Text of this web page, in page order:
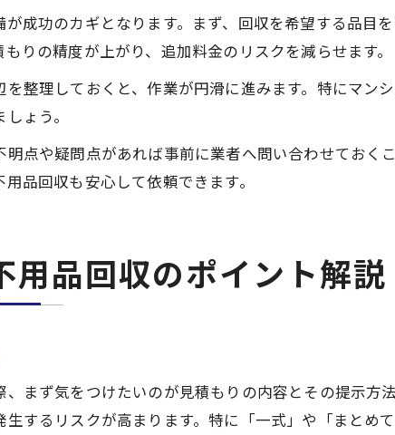
成功のカギとなります。まず、回収を希望する品目
りの精度が上がり、追加料金のリスクを減らせます。
整理しておくと、作業が円滑に進みます。特にマン
ょう。
点や疑問点があれば事前に業者へ問い合わせておく
品回収も安心して依頼できます。
用品回収のポイント解説
まず気をつけたいのが見積もりの内容とその提示方
するリスクが高まります。特に「一式」や「まとめ